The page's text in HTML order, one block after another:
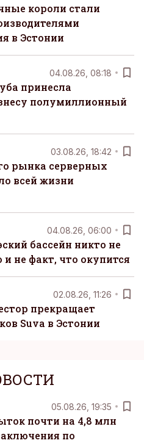
короли стали
в Эстонии
04.08.26, 08:18
принесла
полумиллионный
03.08.26, 18:42
рынка серверных
всей жизни
04.08.26, 06:00
бассейн никто не
и не факт, что окупится
02.08.26, 11:26
прекращает
Suva в Эстонии
05.08.26, 19:35
почти на 4,8 млн
по